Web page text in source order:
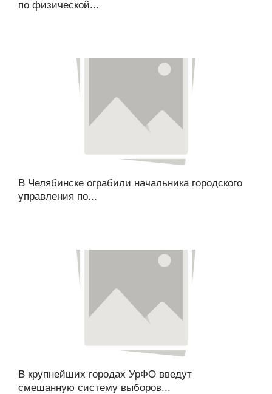
по физической...
В Челябинске ограбили начальника городского
управления по...
В крупнейших городах УрФО введут
смешанную систему выборов...